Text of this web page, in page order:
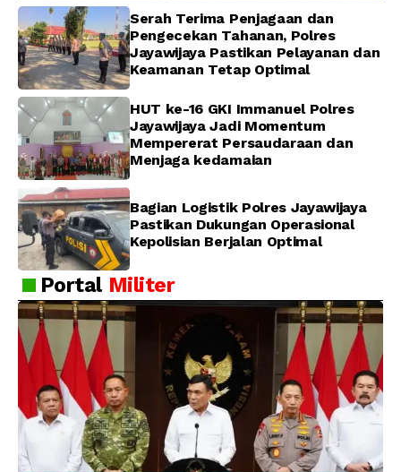
Serah Terima Penjagaan dan
Pengecekan Tahanan, Polres
Jayawijaya Pastikan Pelayanan dan
Keamanan Tetap Optimal
HUT ke-16 GKI Immanuel Polres
Jayawijaya Jadi Momentum
Mempererat Persaudaraan dan
Menjaga kedamaian
Bagian Logistik Polres Jayawijaya
Pastikan Dukungan Operasional
Kepolisian Berjalan Optimal
Portal Militer